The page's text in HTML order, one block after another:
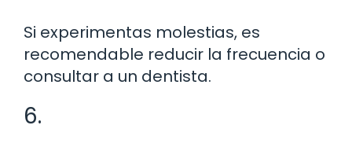
Si experimentas molestias, es
recomendable reducir la frecuencia o
consultar a un dentista.
6.